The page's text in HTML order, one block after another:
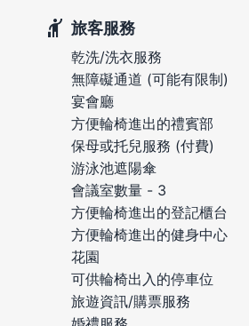
旅客服務
乾洗/洗衣服務
無障礙通道 (可能有限制)
宴會廳
方便輪椅進出的禮賓部
保母或托兒服務 (付費)
游泳池遮陽傘
會議室數量 - 3
方便輪椅進出的登記櫃台
方便輪椅進出的健身中心
花園
可供輪椅出入的停車位
旅遊資訊/購票服務